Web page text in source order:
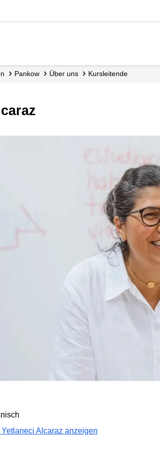
Pankow Über uns Kursleitende
Alcaraz anzeigen